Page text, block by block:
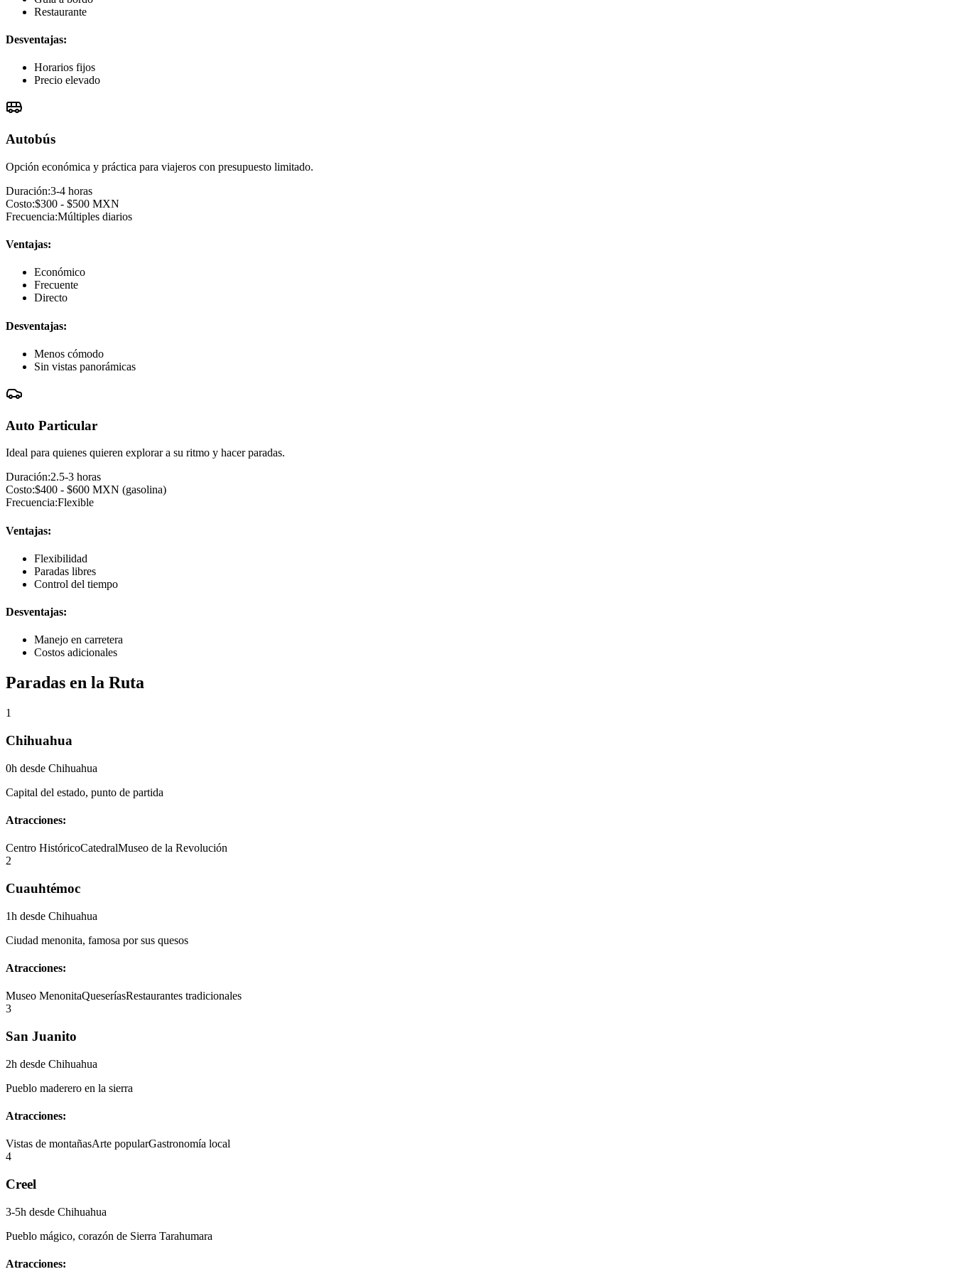
Restaurante
Desventajas:
Horarios fijos
Precio elevado
Autobús
Opción económica y práctica para viajeros con presupuesto limitado.
Duración:3-4 horas
Costo:$300 - $500 MXN
Frecuencia:Múltiples diarios
Ventajas:
Económico
Frecuente
Directo
Desventajas:
Menos cómodo
Sin vistas panorámicas
Auto Particular
Ideal para quienes quieren explorar a su ritmo y hacer paradas.
Duración:2.5-3 horas
Costo:$400 - $600 MXN (gasolina)
Frecuencia:Flexible
Ventajas:
Flexibilidad
Paradas libres
Control del tiempo
Desventajas:
Manejo en carretera
Costos adicionales
Paradas en la Ruta
1
Chihuahua
0h desde Chihuahua
Capital del estado, punto de partida
Atracciones:
Centro HistóricoCatedralMuseo de la Revolución
2
Cuauhtémoc
1h desde Chihuahua
Ciudad menonita, famosa por sus quesos
Atracciones:
Museo MenonitaQueseríasRestaurantes tradicionales
3
San Juanito
2h desde Chihuahua
Pueblo maderero en la sierra
Atracciones:
Vistas de montañasArte popularGastronomía local
4
Creel
3-5h desde Chihuahua
Pueblo mágico, corazón de Sierra Tarahumara
Atracciones: